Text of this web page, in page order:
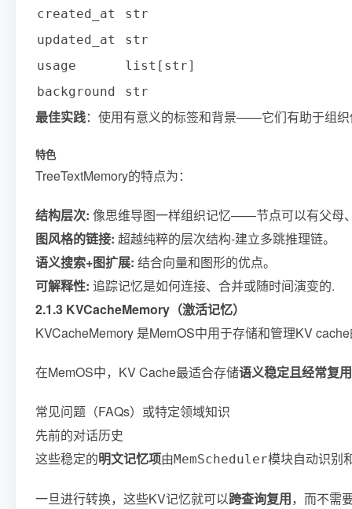
created_at
str
updated_at
str
usage
list[str]
background
str
最佳实践：使用有意义的标签和背景——它们有助于组
特色
TreeTextMemory的特点为：
结构层次: 像思维导图一样组织记忆——节点可以有父母
图风格的链接: 超越纯粹的层次结构-建立多跳推理链。
语义搜索+图扩展: 结合向量和图形的优点。
可解释性: 追踪记忆是如何连接、合并或随时间演变的.
2.1.3 KVCacheMemory（激活记忆）
KVCacheMemory 是MemOS中用于存储和管理KV
在MemOS中，KV Cache最适合存储语义稳定且经常复
常见问题（FAQs）或特定领域知识
先前的对话历史
这些稳定的明文记忆项由MemScheduler模块自动识别
一旦进行转换，这些KV记忆就可以跨查询复用，而不需